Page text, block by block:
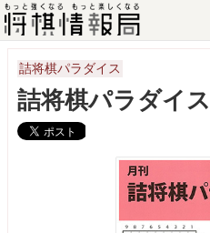
詰将棋パラダイス
詰将棋パラダイ